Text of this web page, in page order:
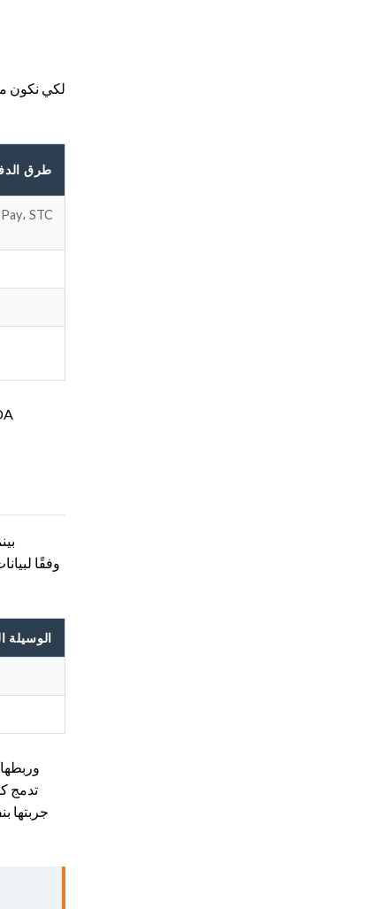
لكي نكون موضوعيين، قمت
طرق
الوسيلة